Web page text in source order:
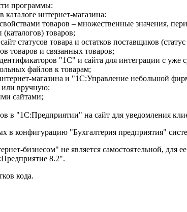
программы:
интернет-магазина:
товаров – множественные значения,
товаров;
статусов товара и остатков поставщиков
товаров и связанных товаров;
"1С" и сайта для интеграции с уже
файлов к товарам;
магазина и "1С:Управление небольшой
или вручную;
сайтами;
в "1С:Предприятии" на сайт для уведомления
в конфигурацию "Бухгалтерия предприятия"
бизнесом" не является самостоятельной,
8.2".
кода.